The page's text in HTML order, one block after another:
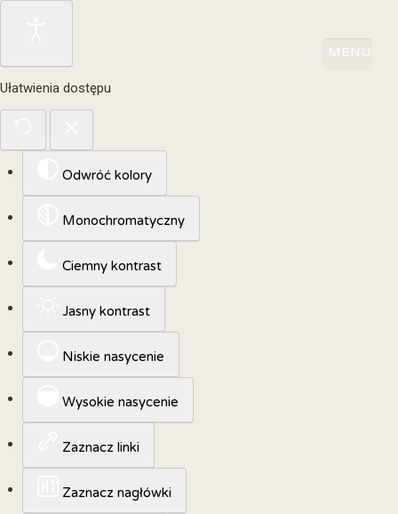
Ułatwienia dostępu
Odwróć kolory
Monochromatyczny
Ciemny kontrast
Jasny kontrast
Niskie nasycenie
Wysokie nasycenie
Zaznacz linki
Zaznacz nagłówki